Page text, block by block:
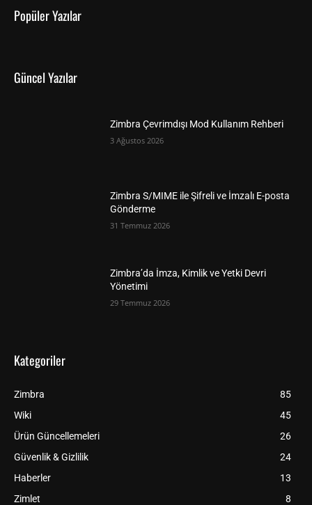
Popüler Yazılar
Güncel Yazılar
Zimbra Çevrimdışı Mod Kullanım Rehberi
3 Ağustos 2026
Zimbra S/MIME ile Şifreli ve İmzalı E-posta
Gönderme
31 Temmuz 2026
Zimbra’da İmza, Kimlik ve Yetki Devri
Yönetimi
29 Temmuz 2026
Kategoriler
Zimbra
85
Wiki
45
Ürün Güncellemeleri
26
Güvenlik & Gizlilik
24
Haberler
13
Zimlet
8